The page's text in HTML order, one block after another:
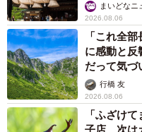
まいどなニ
2026.08.06
「これ全
に感動と反
だって気づ
行橋 友
2026.08.06
「ふざけ
子店 次は